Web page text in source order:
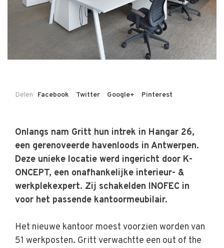
Delen Facebook Twitter Google+ Pinterest
Onlangs nam Gritt hun intrek in Hangar 26,
een gerenoveerde havenloods in Antwerpen.
Deze unieke locatie werd ingericht door K-
ONCEPT, een onafhankelijke interieur- &
werkplekexpert. Zij schakelden INOFEC in
voor het passende kantoormeubilair.
Het nieuwe kantoor moest voorzien worden van
51 werkposten. Gritt verwachtte een out of the